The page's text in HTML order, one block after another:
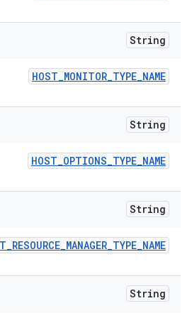
String
HOST_MONITOR_TYPE_NAME
String
HOST_OPTIONS_TYPE_NAME
String
_RESOURCE_MANAGER_TYPE_NAME
String